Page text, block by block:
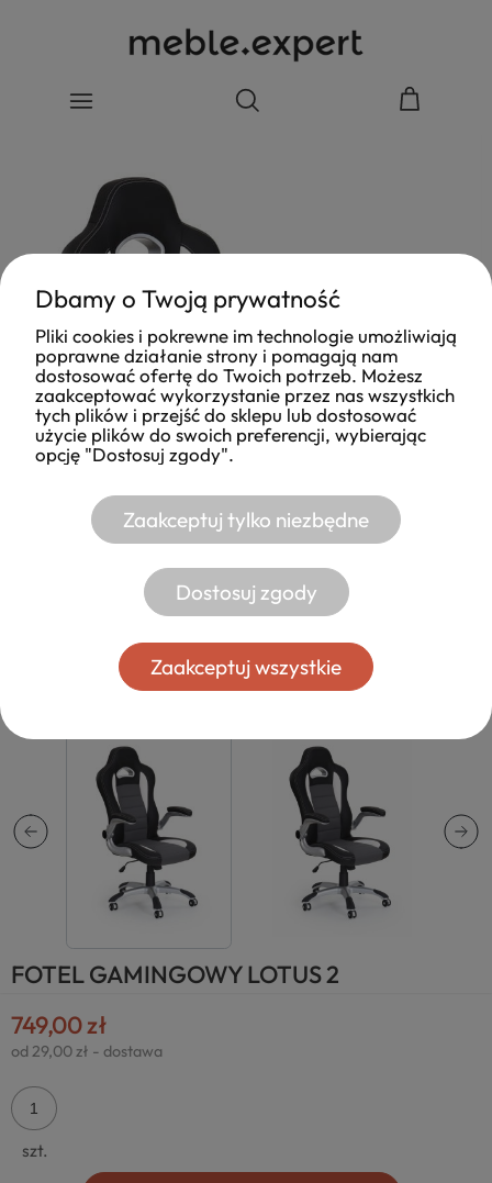
FOTEL GAMINGOWY LOTUS 2
749,00 zł
od 29,00 zł - dostawa
szt.
Dbamy o Twoją prywatność
Pliki cookies i pokrewne im technologie umożliwiają
poprawne działanie strony i pomagają nam
dostosować ofertę do Twoich potrzeb. Możesz
zaakceptować wykorzystanie przez nas wszystkich
tych plików i przejść do sklepu lub dostosować
użycie plików do swoich preferencji, wybierając
opcję "Dostosuj zgody".
Zaakceptuj tylko niezbędne
Dostosuj zgody
Zaakceptuj wszystkie